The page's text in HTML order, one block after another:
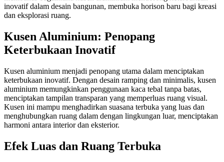
inovatif dalam desain bangunan, membuka horison baru bagi kreasi
dan eksplorasi ruang.
Kusen Aluminium: Penopang
Keterbukaan Inovatif
Kusen aluminium menjadi penopang utama dalam menciptakan
keterbukaan inovatif. Dengan desain ramping dan minimalis, kusen
aluminium memungkinkan penggunaan kaca tebal tanpa batas,
menciptakan tampilan transparan yang memperluas ruang visual.
Kusen ini mampu menghadirkan suasana terbuka yang luas dan
menghubungkan ruang dalam dengan lingkungan luar, menciptakan
harmoni antara interior dan eksterior.
Efek Luas dan Ruang Terbuka